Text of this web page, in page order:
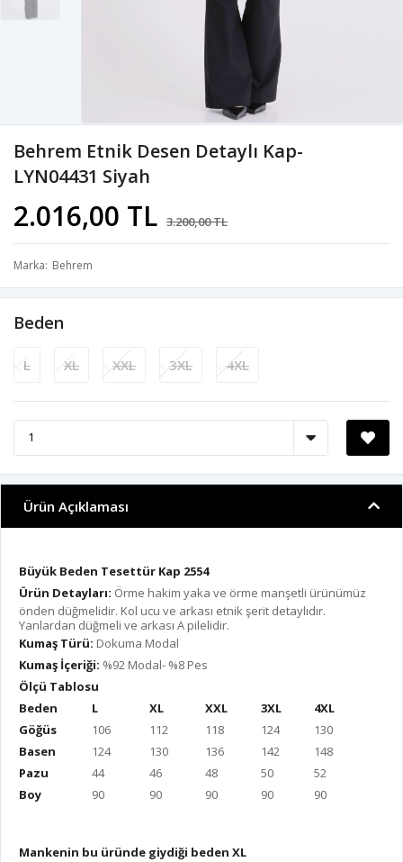
Behrem Etnik Desen Detaylı Kap-
LYN04431 Siyah
2.016,00 TL 3.200,00 TL
Marka Behrem
Beden
L XL XXL 3XL 4XL
Ürün Açıklaması
Büyük Beden Tesettür Kap 2554
Ürün Detayları: Örme hakim yaka ve örme manşetli ürünümüz
önden düğmelidir. Kol ucu ve arkası etnik şerit detaylıdır.
Yanlardan düğmeli ve arkası A pilelidir.
Kumaş Türü: Dokuma Modal
Kumaş İçeriği: %92 Modal- %8 Pes
Ölçü Tablosu
Beden
L XL XXL 3XL
4XL
Göğüs
106 112 118 124
130
Basen
124 130 136 142
148
Pazu
44 46 48 50
52
Boy
90 90 90 90 90
Mankenin bu üründe giydiği beden XL